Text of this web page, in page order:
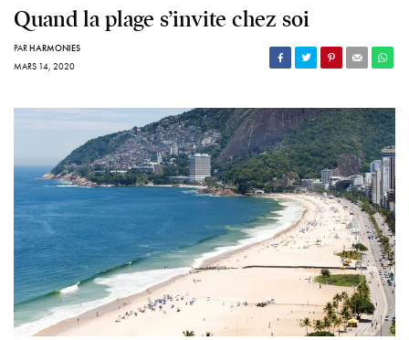
Quand la plage s’invite chez soi
PARHARMONIES
MARS 14, 2020